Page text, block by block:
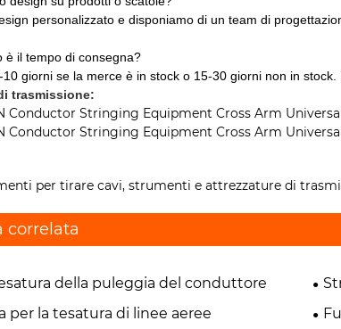
personalizzato e disponiamo di un team di
è il tempo di consegna?
giorni se la merce è in stock o 15-30 giorni non in
trasmissione:
per tirare cavi, strumenti e attrezzature di
correlata
della puleggia del conduttore
per la tesatura di linee aeree